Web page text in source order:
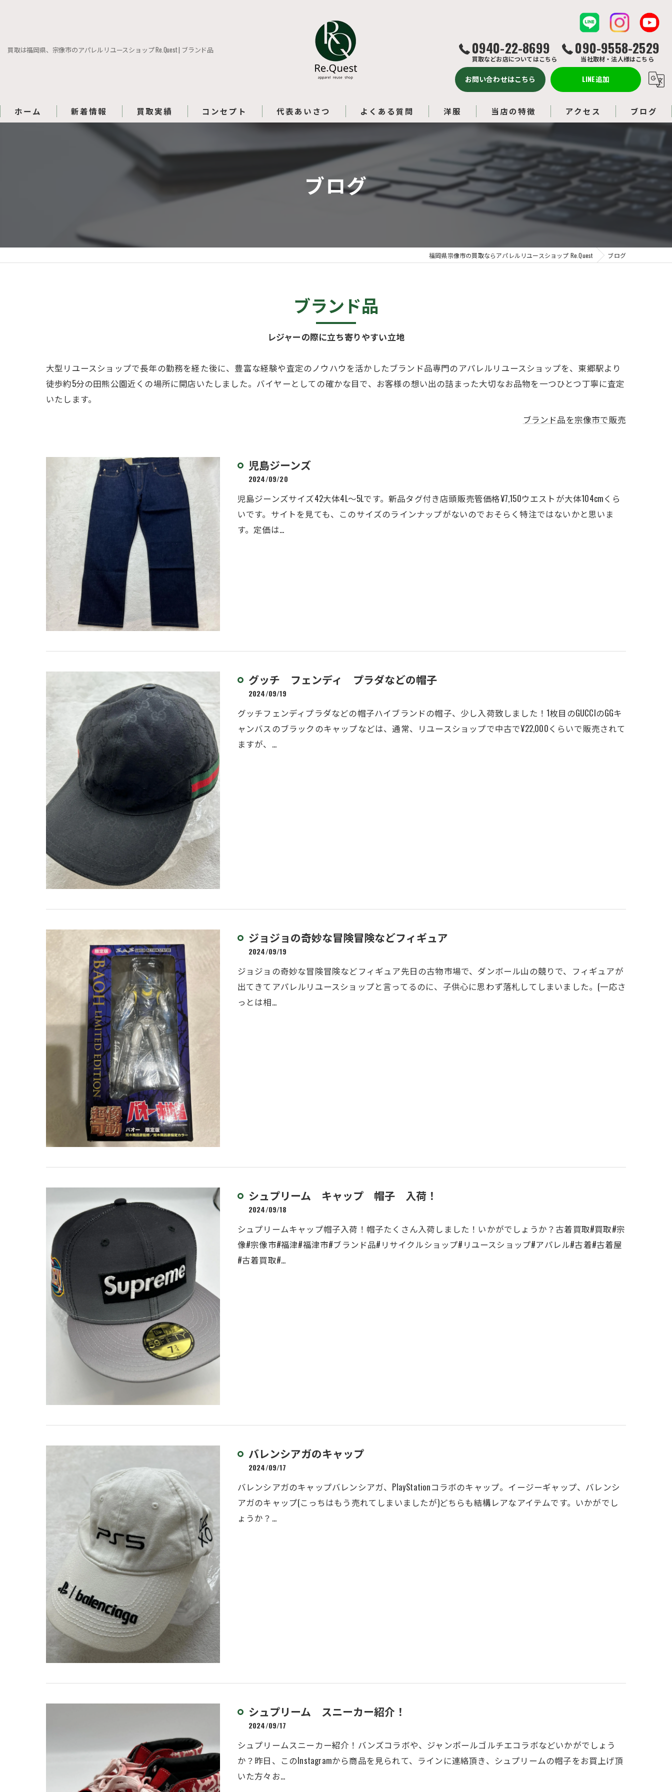
買取は福岡県、宗像市のアパレルリユースショップ Re.Quest | ブランド品 0940-22-8699
買取などお店についてはこちら
090-9558-2529
当社取材・法人様はこちら
お問い合わせはこちら LINE追加
ホーム 新着情報 買取実績 コンセプト 代表あいさつ よくある質問 洋服 当店の特徴
バッグ
ルイヴィトン
アクセサリー
ブランド品
アクセス ブログ
コラム
ブログ
福岡県宗像市の買取ならアパレルリユースショップ Re.Quest ブログ
ブランド品
レジャーの際に立ち寄りやすい立地
大型リユースショップで長年の勤務を経た後に、豊富な経験や査定のノウハウを活かしたブランド品専門のアパレルリユースショップを、東郷駅より
徒歩約5分の田熊公園近くの場所に開店いたしました。バイヤーとしての確かな目で、お客様の想い出の詰まった大切なお品物を一つひとつ丁寧に査定
いたします。
ブランド品を宗像市で販売
児島ジーンズ
2024/09/20
児島ジーンズサイズ42大体4L〜5Lです。新品タグ付き店頭販売管価格¥7,150ウエストが大体104cmくら
いです。サイトを見ても、このサイズのラインナップがないのでおそらく特注ではないかと思いま
す。定価は…
グッチ フェンディ プラダなどの帽子
2024/09/19
グッチフェンディプラダなどの帽子ハイブランドの帽子、少し入荷致しました！1枚目のGUCCIのGGキ
ャンバスのブラックのキャップなどは、通常、リユースショップで中古で¥22,000くらいで販売されて
ますが、…
ジョジョの奇妙な冒険冒険などフィギュア
2024/09/19
ジョジョの奇妙な冒険冒険などフィギュア先日の古物市場で、ダンボール山の競りで、フィギュアが
出てきてアパレルリユースショップと言ってるのに、子供心に思わず落札してしまいました。(一応さ
っとは相…
シュプリーム キャップ 帽子 入荷！
2024/09/18
シュプリームキャップ帽子入荷！帽子たくさん入荷しました！いかがでしょうか？古着買取#買取#宗
像#宗像市#福津#福津市#ブランド品#リサイクルショップ#リユースショップ#アパレル#古着#古着屋
#古着買取#…
バレンシアガのキャップ
2024/09/17
バレンシアガのキャップバレンシアガ、PlayStationコラボのキャップ。イージーギャップ、バレンシ
アガのキャップ(こっちはもう売れてしまいましたが)どちらも結構レアなアイテムです。いかがでし
ょうか？…
シュプリーム スニーカー紹介！
2024/09/17
シュプリームスニーカー紹介！バンズコラボや、ジャンポールゴルチエコラボなどいかがでしょう
か？昨日、このInstagramから商品を見られて、ラインに連絡頂き、シュプリームの帽子をお買上げ頂
いた方々お…